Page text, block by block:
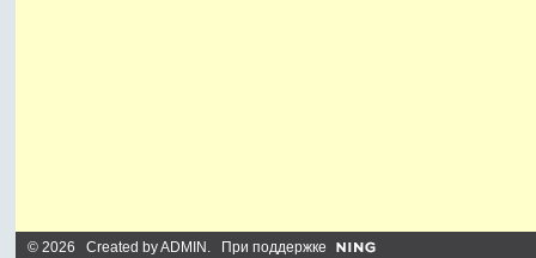
© 2026 Created byADMIN . При поддержке